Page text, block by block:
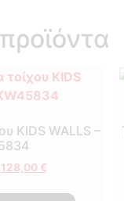
KIDS WALLS –
128,00 €